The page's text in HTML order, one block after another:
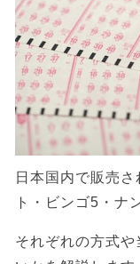
日本国内で販売
ト・ビンゴ5・ナ
それぞれの方式